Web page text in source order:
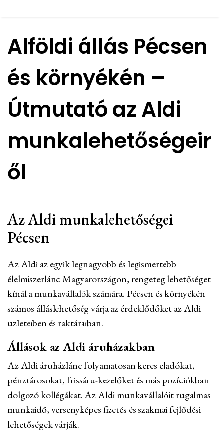
Alföldi állás Pécsen
és környékén –
Útmutató az Aldi
munkalehetőségeir
ől
Az Aldi munkalehetőségei
Pécsen
Az Aldi az egyik legnagyobb és legismertebb
élelmiszerlánc Magyarországon, rengeteg lehetőséget
kínál a munkavállalók számára. Pécsen és környékén
számos álláslehetőség várja az érdeklődőket az Aldi
üzleteiben és raktáraiban.
Állások az Aldi áruházakban
Az Aldi áruházlánc folyamatosan keres eladókat,
pénztárosokat, frissáru-kezelőket és más pozíciókban
dolgozó kollégákat. Az Aldi munkavállalóit rugalmas
munkaidő, versenyképes fizetés és szakmai fejlődési
lehetőségek várják.